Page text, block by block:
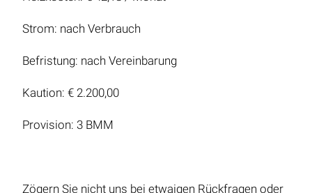
Strom: nach Verbrauch
Befristung: nach Vereinbarung
Kaution: € 2.200,00
Provision: 3 BMM
Zögern Sie nicht uns bei etwaigen Rückfragen oder